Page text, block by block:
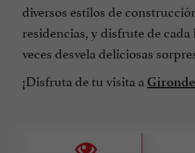
diversos estilos de
residencias, y disfrute de
veces desvela deliciosas
¡Disfruta de tu visita a Gironde